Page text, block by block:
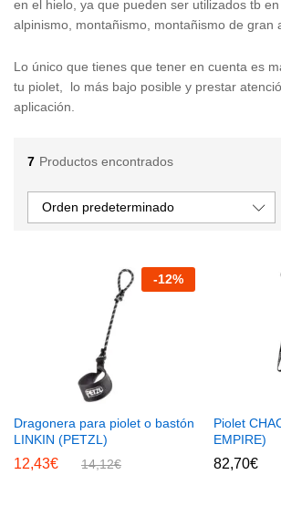
en el hielo, ya que pueden ser utilizados tb en
alpinismo, montañismo, montañismo de gran
Lo único que tienes que tener en cuenta es
tu piolet, lo más bajo posible y prestar
aplicación.
7 Productos encontrados
Orden predeterminado
-12%
Dragonera para piolet o bastón
LINKIN (PETZL)
12,43€ 14,12€
Piolet
EMPIRE)
82,70€